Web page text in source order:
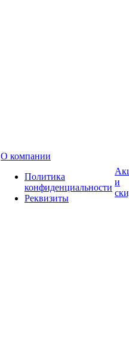
О компании
Политика
конфиденциальности
Реквизиты
и